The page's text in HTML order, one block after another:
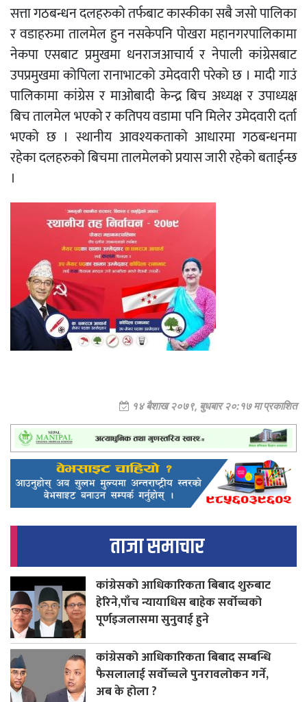
सत्ता गठबन्धन दलहरुको तर्फबाट कास्कीका सबै जसो पालिका
र वडाहरुमा तालमेल हुन नसकेपनि पोखरा महानगरपालिकामा
नेकपा एसबाट प्रमुखमा धनराजआचार्य र नेपाली कांग्रेसबाट
उपप्रमुखमा कोपिला रानाभाटको उमेदवारी परेको छ । मादी गाउं
पालिकामा कांग्रेस र माओबादी केन्द्र बिच अध्यक्ष र उपाध्यक्ष
बिच तालमेल भएको र कतिपय वडामा पनि मिलेर उमेदवारी दर्ता
भएको छ । स्थानीय आवश्यकताको आधारमा गठबन्धनमा
रहेका दलहरुको बिचमा तालमेलको प्रयास जारी रहेको बताईन्छ
।
१४ बैशाख २०७९, बुधबार २०:१७ मा प्रकाशित
ताजा समाचार
कांग्रेसको आधिकारिकता बिबाद शुरुबाट
हेरिने,पाँच न्यायाधिस बाहेक सर्वोच्चको
पूर्णइजलासमा सुनुवाई हुने
कांग्रेसको आधिकारिकता बिबाद सम्बन्धि
फैसलालाई सर्वोच्चले पुनरावलोकन गर्ने,
अब के होला ?